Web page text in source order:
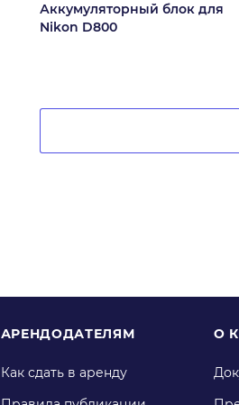
Аккумуляторный блок для
Nikon D800
АРЕНДОДАТЕЛЯМ
Как сдать в аренду
О